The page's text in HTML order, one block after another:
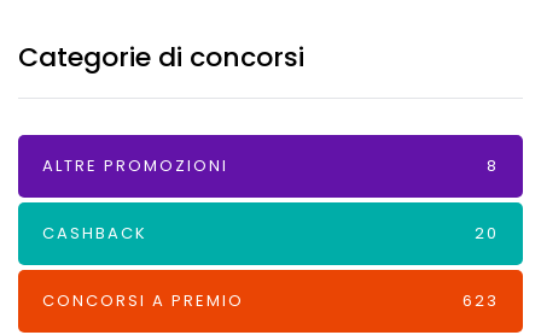
Categorie di concorsi
ALTRE PROMOZIONI 8
CASHBACK 20
CONCORSI A PREMIO 623